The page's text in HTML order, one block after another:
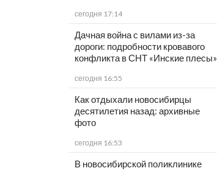
сегодня 17:14
Дачная война с вилами из-за
дороги: подробности кровавого
конфликта в СНТ «Инские плесы»
сегодня 16:55
Как отдыхали новосибирцы
десятилетия назад: архивные
фото
сегодня 16:53
В новосибирской поликлинике